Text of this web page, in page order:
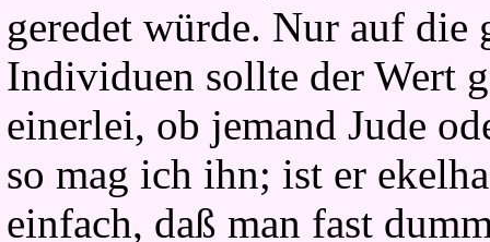
geredet würde. Nur auf die
Individuen sollte der Wert
einerlei, ob jemand Jude
so mag ich ihn; ist er
einfach, daß man fast